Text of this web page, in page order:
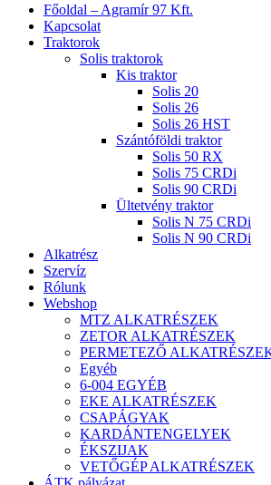
Close
Menu
Főoldal – Agramír 97 Kft.
Kapcsolat
Traktorok
Solis traktorok
Kis traktor
Solis 20
Solis 26
Solis 26 HST
Szántóföldi traktor
Solis 50 RX
Solis 75 CRDi
Solis 90 CRDi
Ültetvény traktor
Solis N 75 CRDi
Solis N 90 CRDi
Alkatrész
Szervíz
Rólunk
Webshop
MTZ ALKATRÉSZEK
ZETOR ALKATRÉSZEK
PERMETEZŐ
Egyéb
6-004 EGYÉB
EKE ALKATRÉSZEK
CSAPÁGYAK
KARDÁNTENGELYEK
ÉKSZIJAK
VETŐGÉP ALKATRÉSZEK